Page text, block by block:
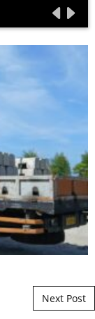
Next Post